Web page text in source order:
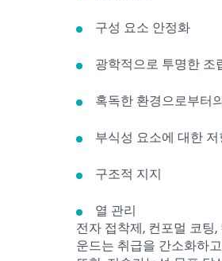
구성 요소 안정화
광학적으로 투명한 조
혹독한 환경으로부터
부식성 요소에 대한 저
구조적 지지
열 관리
전자 접착제, 컨포멀 코팅
운드는 취급을 간소화하